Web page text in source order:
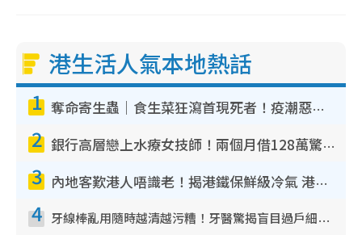
港生活人氣本地熱話
1 奪命寄生蟲｜食生菜狂瀉首現死者！疫潮惡化錄1.8萬宗病例 揭洗菜3大謬誤
2 銀行高層戀上水療女技師！兩個月借128萬驚覺「沉船」沉落火海 揭背後疑似邪教操控賣淫
3 內地客歎港人唔識老！揭港鐵保鮮級冷氣 港人求放過：咪投訴
4 牙線棒亂用隨時越清越污糟！牙醫驚揭盲目過戶細菌恐致蛀牙：呢種先係日常真保養